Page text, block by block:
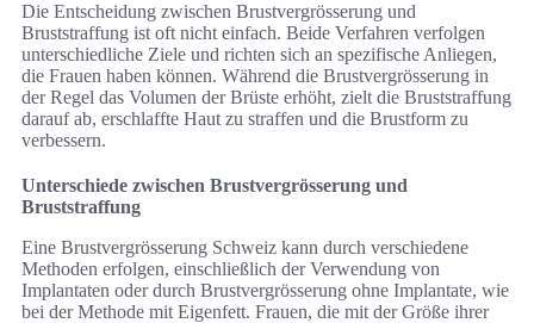
Die Entscheidung zwischen Brustvergrösserung und
Bruststraffung ist oft nicht einfach. Beide Verfahren verfolgen
unterschiedliche Ziele und richten sich an spezifische Anliegen,
die Frauen haben können. Während die Brustvergrösserung in
der Regel das Volumen der Brüste erhöht, zielt die Bruststraffung
darauf ab, erschlaffte Haut zu straffen und die Brustform zu
verbessern.
Unterschiede zwischen Brustvergrösserung und
Bruststraffung
Eine Brustvergrösserung Schweiz kann durch verschiedene
Methoden erfolgen, einschließlich der Verwendung von
Implantaten oder durch Brustvergrösserung ohne Implantate, wie
bei der Methode mit Eigenfett. Frauen, die mit der Größe ihrer